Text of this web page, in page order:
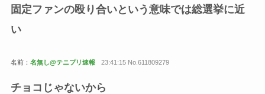
固定ファンの殴り合いという意味では総選挙に近
い
名前： 名無し@テニプリ速報 23:41:15 No.611809279
チョコじゃないから